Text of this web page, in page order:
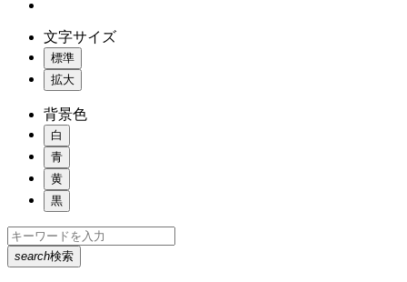
文字サイズ
標準
拡大
背景色
白
青
黄
黒
search検索